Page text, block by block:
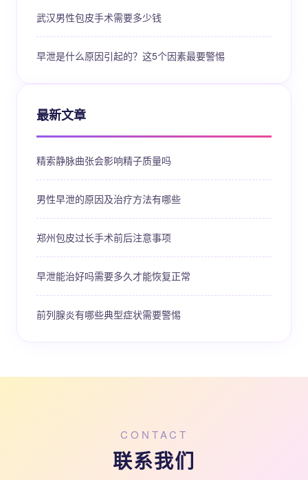
武汉男性包皮手术需要多少钱
早泄是什么原因引起的？这5个因素最要警惕
最新文章
精索静脉曲张会影响精子质量吗
男性早泄的原因及治疗方法有哪些
郑州包皮过长手术前后注意事项
早泄能治好吗需要多久才能恢复正常
前列腺炎有哪些典型症状需要警惕
CONTACT
联系我们